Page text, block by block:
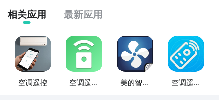
相关应用 最新应用
空调遥控
空调遥控
美的智能
空调遥控